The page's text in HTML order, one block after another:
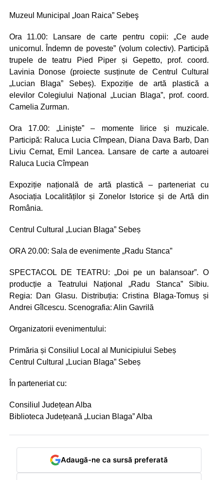
Muzeul Municipal „Ioan Raica” Sebeş
Ora 11.00: Lansare de carte pentru copii: „Ce aude
unicornul. Îndemn de poveste” (volum colectiv). Participă
trupele de teatru Pied Piper și Gepetto, prof. coord.
Lavinia Donose (proiecte susținute de Centrul Cultural
„Lucian Blaga” Sebeș). Expoziție de artă plastică a
elevilor Colegiului Național „Lucian Blaga”, prof. coord.
Camelia Zurman.
Ora 17.00: „Liniște” – momente lirice și muzicale.
Participă: Raluca Lucia Cîmpean, Diana Dava Barb, Dan
Liviu Cernat, Emil Lancea. Lansare de carte a autoarei
Raluca Lucia Cîmpean
Expoziție națională de artă plastică – parteneriat cu
Asociația Localităților și Zonelor Istorice și de Artă din
România.
Centrul Cultural „Lucian Blaga” Sebeș
ORA 20.00: Sala de evenimente „Radu Stanca”
SPECTACOL DE TEATRU: „Doi pe un balansoar”. O
producție a Teatrului Național „Radu Stanca” Sibiu.
Regia: Dan Glasu. Distribuția: Cristina Blaga-Tomuș și
Andrei Gîlcescu. Scenografia: Alin Gavrilă
Organizatorii evenimentului:
Primăria și Consiliul Local al Municipiului Sebeș
Centrul Cultural „Lucian Blaga” Sebeș
În parteneriat cu:
Consiliul Județean Alba
Biblioteca Județeană „Lucian Blaga” Alba
Adaugă-ne ca sursă preferată